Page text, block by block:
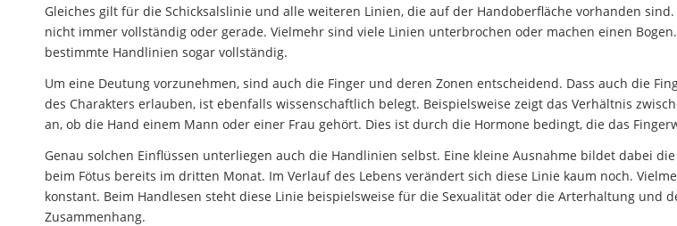
Gleiches gilt für die Schicksalslinie und alle weiteren Linien, die auf der Handoberfläche vorhanden
nicht immer vollständig oder gerade. Vielmehr sind viele Linien unterbrochen oder machen einen
bestimmte Handlinien sogar vollständig.
Um eine Deutung vorzunehmen, sind auch die Finger und deren Zonen entscheidend. Dass auch die
des Charakters erlauben, ist ebenfalls wissenschaftlich belegt. Beispielsweise zeigt das Verhältnis
an, ob die Hand einem Mann oder einer Frau gehört. Dies ist durch die Hormone bedingt, die das
Genau solchen Einflüssen unterliegen auch die Handlinien selbst. Eine kleine Ausnahme bildet dabei
beim Fötus bereits im dritten Monat. Im Verlauf des Lebens verändert sich diese Linie kaum noch.
konstant. Beim Handlesen steht diese Linie beispielsweise für die Sexualität oder die Arterhaltung und
Zusammenhang.